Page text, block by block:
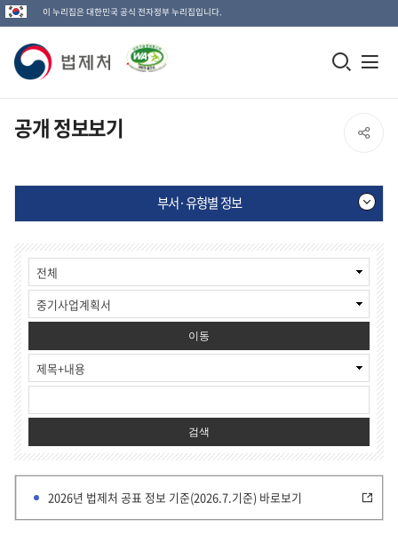
이 누리집은 대한민국 공식 전자정부 누리집입니다.
법
제
처
고
모
기
공개 정보보기 SNS
유
열
기
부서·유형별 정보
부
서
·
유
형
별
정
보
게
시
물
검
색
이동
검색
2026년 법제처 공표 정보 기준(2026.7.기준) 바로보기